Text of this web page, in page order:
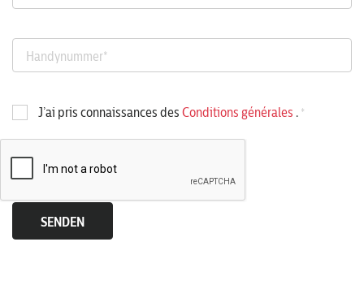
Handynummer*
J’ai pris connaissances des Conditions générales . *